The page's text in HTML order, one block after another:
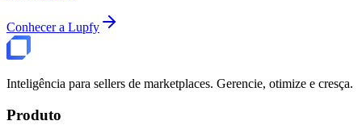
Conhecer a Lupfy
Inteligência para sellers de marketplaces. Gerencie, otimize e cresça.
Produto